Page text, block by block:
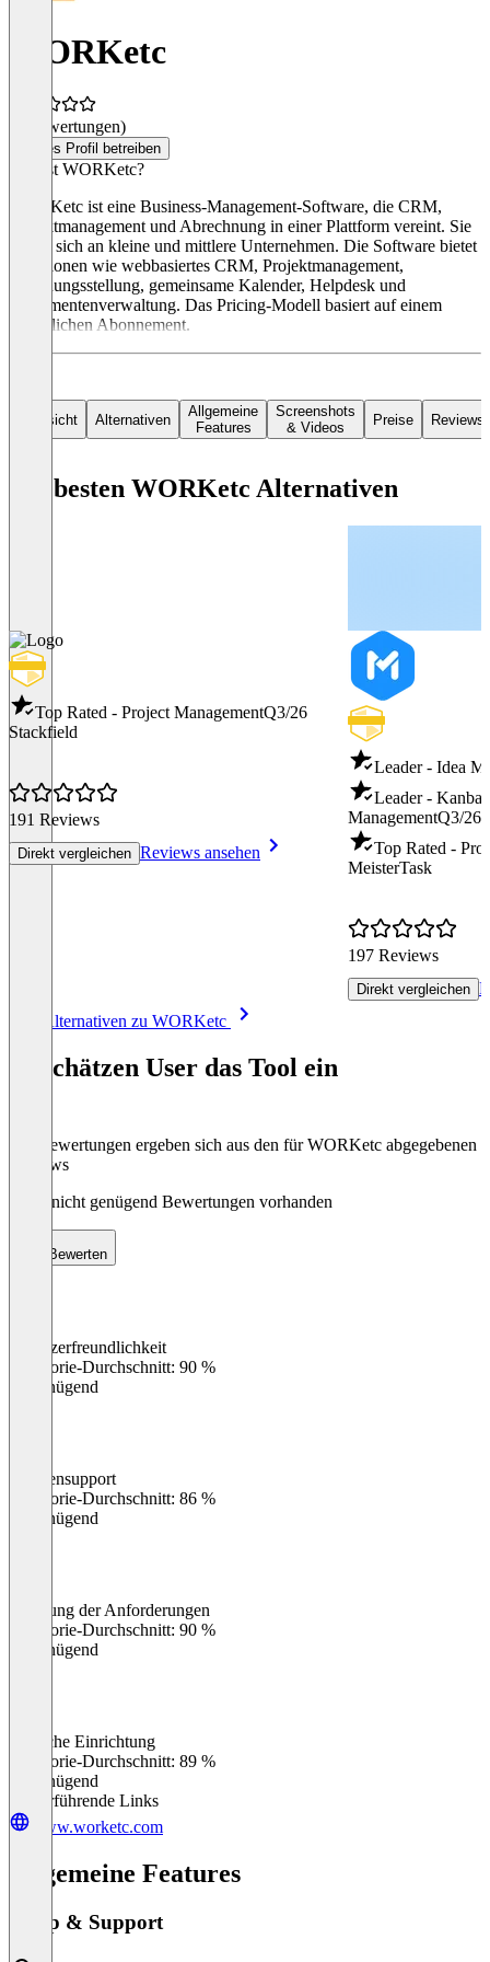
WORKetc
(0 Bewertungen)
Dieses Profil betreiben
Was ist WORKetc?
WORKetc ist eine Business-Management-Software, die CRM,
Projektmanagement und Abrechnung in einer Plattform vereint. Sie
richtet sich an kleine und mittlere Unternehmen. Die Software bietet
Funktionen wie webbasiertes CRM, Projektmanagement,
Rechnungsstellung, gemeinsame Kalender, Helpdesk und
Dokumentenverwaltung. Das Pricing-Modell basiert auf einem
monatlichen Abonnement.
Übersicht Alternativen
Allgemeine
Features
Screenshots
& Videos
Preise Reviews
Die besten WORKetc Alternativen
Top Rated - Project ManagementQ3/26
Stackfield
191 Reviews
Direkt vergleichen Reviews ansehen
Leader - Idea
Leader -
ManagementQ3/26
Top Rated -
MeisterTask
197 Reviews
Direkt vergleichen
Alle Alternativen zu WORKetc
So schätzen User das Tool ein
Die Bewertungen ergeben sich aus den für WORKetc abgegebenen
Reviews
Noch nicht genügend Bewertungen vorhanden
Bewerten
Benutzerfreundlichkeit
Kategorie-Durchschnitt: 90 %
Ungenügend
Kundensupport
Kategorie-Durchschnitt: 86 %
Ungenügend
Erfüllung der Anforderungen
Kategorie-Durchschnitt: 90 %
Ungenügend
Einfache Einrichtung
Kategorie-Durchschnitt: 89 %
Ungenügend
Weiterführende Links
www.worketc.com
Allgemeine Features
Setup & Support